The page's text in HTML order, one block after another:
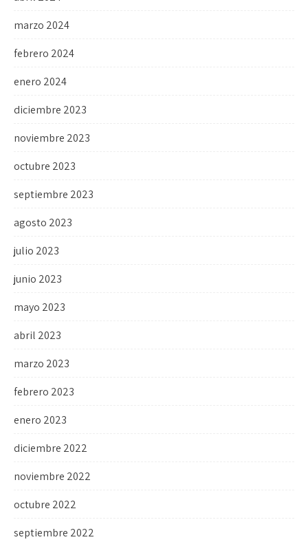
marzo 2024
febrero 2024
enero 2024
diciembre 2023
noviembre 2023
octubre 2023
septiembre 2023
agosto 2023
julio 2023
junio 2023
mayo 2023
abril 2023
marzo 2023
febrero 2023
enero 2023
diciembre 2022
noviembre 2022
octubre 2022
septiembre 2022